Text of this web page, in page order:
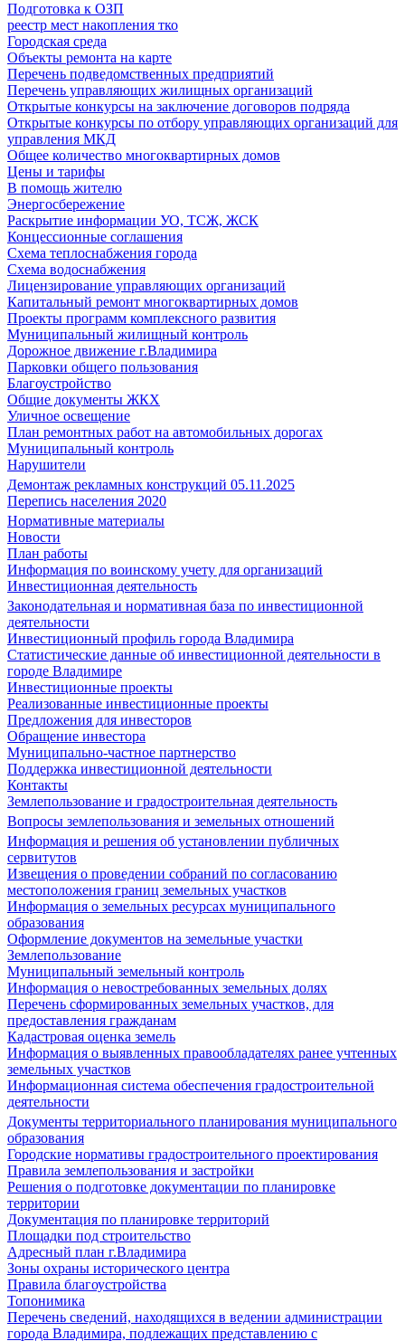
Подготовка к ОЗП
реестр мест накопления тко
Городская среда
Объекты ремонта на карте
Перечень подведомственных предприятий
Перечень управляющих жилищных организаций
Открытые конкурсы на заключение договоров подряда
Открытые конкурсы по отбору управляющих организаций для
управления МКД
Общее количество многоквартирных домов
Цены и тарифы
В помощь жителю
Энергосбережение
Раскрытие информации УО, ТСЖ, ЖСК
Концессионные соглашения
Схема теплоснабжения города
Схема водоснабжения
Лицензирование управляющих организаций
Капитальный ремонт многоквартирных домов
Проекты программ комплексного развития
Муниципальный жилищный контроль
Дорожное движение г.Владимира
Парковки общего пользования
Благоустройство
Общие документы ЖКХ
Уличное освещение
План ремонтных работ на автомобильных дорогах
Муниципальный контроль
Нарушители
Демонтаж рекламных конструкций 05.11.2025
Перепись населения 2020
Нормативные материалы
Новости
План работы
Информация по воинскому учету для организаций
Инвестиционная деятельность
Законодательная и нормативная база по инвестиционной
деятельности
Инвестиционный профиль города Владимира
Статистические данные об инвестиционной деятельности в
городе Владимире
Инвестиционные проекты
Реализованные инвестиционные проекты
Предложения для инвесторов
Обращение инвестора
Муниципально-частное партнерство
Поддержка инвестиционной деятельности
Контакты
Землепользование и градостроительная деятельность
Вопросы землепользования и земельных отношений
Информация и решения об установлении публичных
сервитутов
Извещения о проведении собраний по согласованию
местоположения границ земельных участков
Информация о земельных ресурсах муниципального
образования
Оформление документов на земельные участки
Землепользование
Муниципальный земельный контроль
Информация о невостребованных земельных долях
Перечень сформированных земельных участков, для
предоставления гражданам
Кадастровая оценка земель
Информация о выявленных правообладателях ранее учтенных
земельных участков
Информационная система обеспечения градостроительной
деятельности
Документы территориального планирования муниципального
образования
Городские нормативы градостроительного проектирования
Правила землепользования и застройки
Решения о подготовке документации по планировке
территории
Документация по планировке территорий
Площадки под строительство
Адресный план г.Владимира
Зоны охраны исторического центра
Правила благоустройства
Топонимика
Перечень сведений, находящихся в ведении администрации
города Владимира, подлежащих представлению с